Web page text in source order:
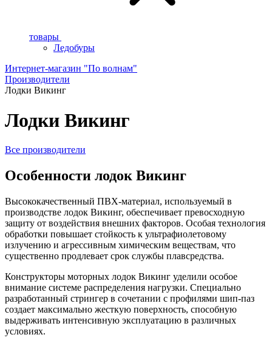
товары
Ледобуры
Интернет-магазин "По волнам"
Производители
Лодки Викинг
Лодки Викинг
Все производители
Особенности лодок Викинг
Высококачественный ПВХ-материал, используемый в
производстве лодок Викинг, обеспечивает превосходную
защиту от воздействия внешних факторов. Особая технология
обработки повышает стойкость к ультрафиолетовому
излучению и агрессивным химическим веществам, что
существенно продлевает срок службы плавсредства.
Конструкторы моторных лодок Викинг уделили особое
внимание системе распределения нагрузки. Специально
разработанный стрингер в сочетании с профилями шип-паз
создает максимально жесткую поверхность, способную
выдерживать интенсивную эксплуатацию в различных
условиях.